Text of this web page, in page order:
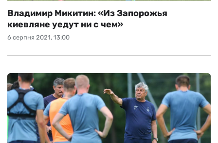
6 серпня 2021, 13:00
Владимир Микитин: «Из Запорожья
киевляне уедут ни с чем»